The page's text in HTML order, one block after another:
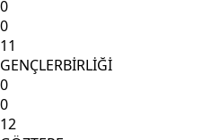
0
0
11
GENÇLERBİRLİĞİ
0
0
12